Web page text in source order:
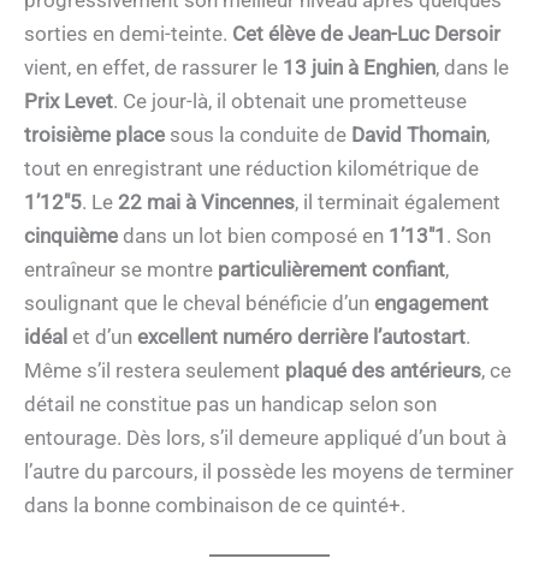
sorties en demi-teinte. Cet élève de Jean-Luc Dersoir
vient, en effet, de rassurer le 13 juin à Enghien, dans le
Prix Levet. Ce jour-là, il obtenait une prometteuse
troisième place sous la conduite de David Thomain,
tout en enregistrant une réduction kilométrique de
1’12″5. Le 22 mai à Vincennes, il terminait également
cinquième dans un lot bien composé en 1’13″1 . Son
entraîneur se montre particulièrement confiant,
soulignant que le cheval bénéficie d’un engagement
idéal et d’un excellent numéro derrière l’autostart.
Même s’il restera seulement plaqué des antérieurs, ce
détail ne constitue pas un handicap selon son
entourage. Dès lors, s’il demeure appliqué d’un bout à
l’autre du parcours, il possède les moyens de terminer
dans la bonne combinaison de ce quinté+.